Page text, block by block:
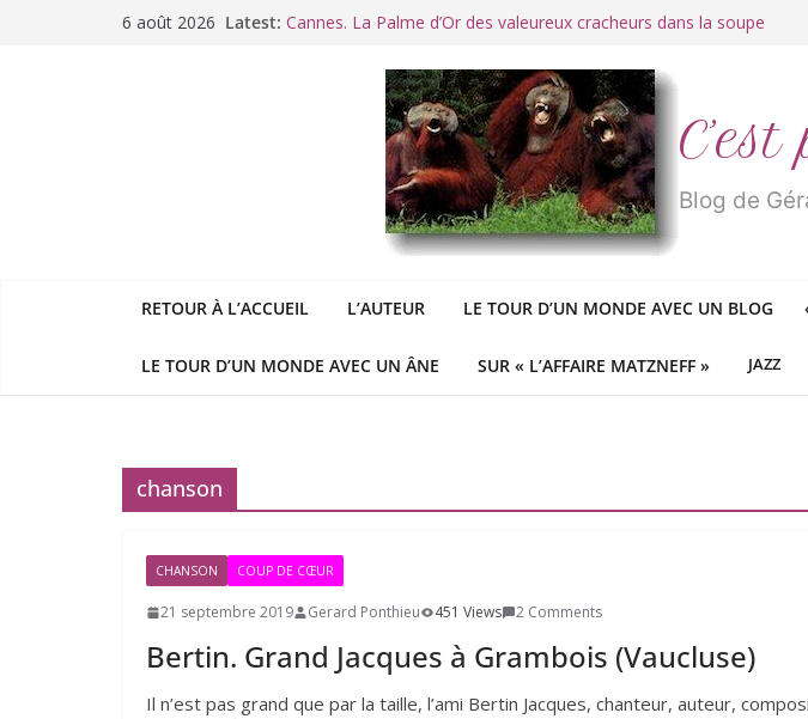
6 août 2026 Latest: Cannes. La Palme d’Or des valeureux cracheurs dans la soupe
Racisme. Moi, Picard-Marseillais traité de « blanc de merde » !
George : « Le meilleur des mondes » ou «
Le patriarcat », bouc émissaire des féministes idéologiques
Blog de
RETOUR À L’ACCUEIL L’AUTEUR LE TOUR D’UN MONDE AVEC UN BLOG
LE TOUR D’UN MONDE AVEC UN ÂNE SUR « L’AFFAIRE MATZNEFF » JAZZ
chanson
CHANSON COUP DE CŒUR
21 septembre 2019 Gerard Ponthieu 451 Views 2 Comments
Bertin. Grand Jacques à Grambois (Vaucluse)
Il n’est pas grand que par la taille, l’ami Bertin Jacques, chanteur, auteur,